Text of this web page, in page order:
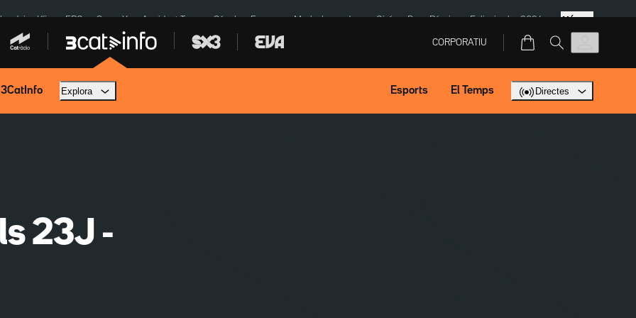
Kíiv ERC SpaceX Accident Tona Sánchez Europa Marlaska Jaume Giró Dron Rússia Eclipsi solar 2026 Més
CORPORATIU
3CatInfo Explora Esports El Temps Directes
23J -